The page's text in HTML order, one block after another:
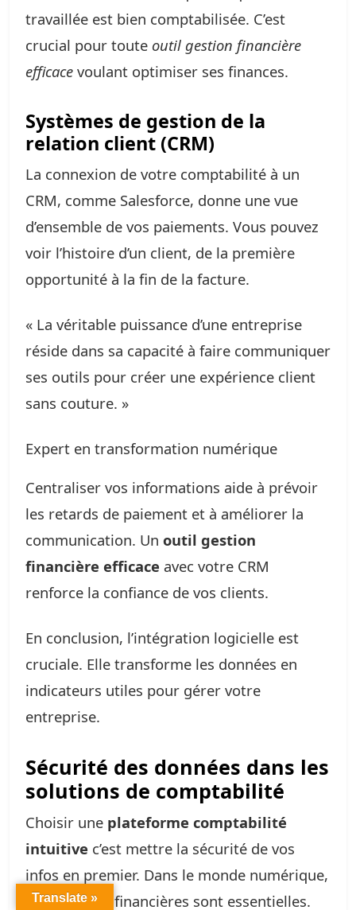
travaillée est bien comptabilisée. C’est
crucial pour toute outil gestion financière
efficace voulant optimiser ses finances.
Systèmes de gestion de la
relation client (CRM)
La connexion de votre comptabilité à un
CRM, comme Salesforce, donne une vue
d’ensemble de vos paiements. Vous pouvez
voir l’histoire d’un client, de la première
opportunité à la fin de la facture.
« La véritable puissance d’une entreprise
réside dans sa capacité à faire communiquer
ses outils pour créer une expérience client
sans couture. »
Expert en transformation numérique
Centraliser vos informations aide à prévoir
les retards de paiement et à améliorer la
communication. Un outil gestion
financière efficace avec votre CRM
renforce la confiance de vos clients.
En conclusion, l’intégration logicielle est
cruciale. Elle transforme les données en
indicateurs utiles pour gérer votre
entreprise.
Sécurité des données dans les
solutions de comptabilité
Choisir une plateforme comptabilité
intuitive c’est mettre la sécurité de vos
infos en premier. Dans le monde numérique,
vos données financières sont essentielles.
Translate »